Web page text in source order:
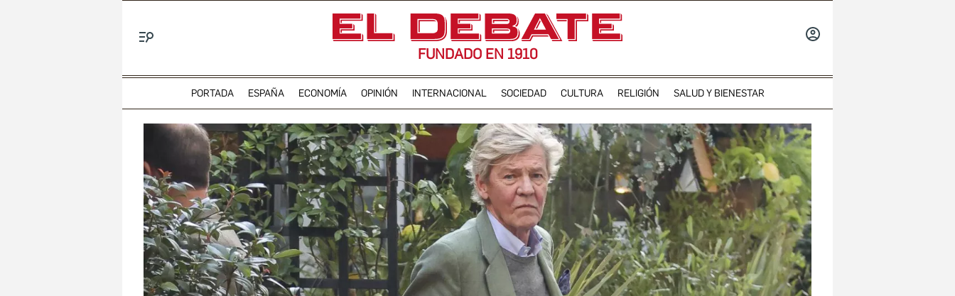
FUNDADO EN 1910
PORTADA ESPAÑA ECONOMÍA OPINIÓN INTERNACIONAL SOCIEDAD CULTURA RELIGIÓN SALUD Y BIENESTAR